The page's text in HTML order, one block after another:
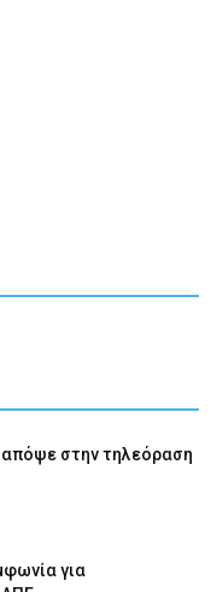
απόψε στην τηλεόραση
για